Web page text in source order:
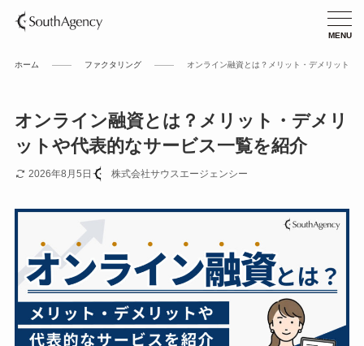
ホーム ファクタリング オンライン融資とは？メリット・デメリットや
オンライン融資とは？メリット・デメリ
ットや代表的なサービス一覧を紹介
2026年8月5日 株式会社サウスエージェンシー